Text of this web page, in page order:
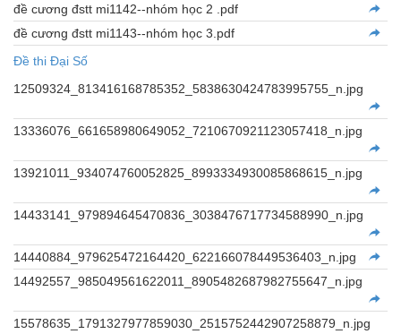
đề cương đstt mi1142--nhóm học 2 .pdf
đề cương đstt mi1143--nhóm học 3.pdf
Đề thi Đại Số
12509324_813416168785352_5838630424783995755_n.jpg
13336076_661658980649052_7210670921123057418_n.jpg
13921011_934074760052825_8993334930085868615_n.jpg
14433141_979894645470836_3038476717734588990_n.jpg
14440884_979625472164420_622166078449536403_n.jpg
14492557_985049561622011_8905482687982755647_n.jpg
15578635_1791327977859030_2515752442907258879_n.jpg